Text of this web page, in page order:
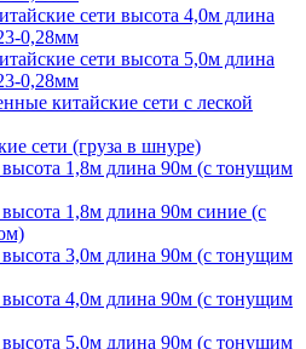
сети высота 4,0м длина
0,28мм
сети высота 5,0м длина
0,28мм
китайские сети с леской
сети (груза в шнуре)
высота 1,8м длина 90м (с тонущим
высота 1,8м длина 90м синие (с
высота 3,0м длина 90м (с тонущим
высота 4,0м длина 90м (с тонущим
высота 5,0м длина 90м (с тонущим